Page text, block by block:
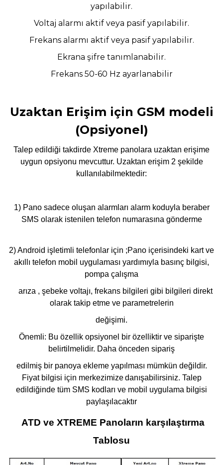
yapılabilir.
Voltaj alarmı aktif veya pasif yapılabilir.
Frekans alarmı aktif veya pasif yapılabilir.
Ekrana şifre tanımlanabilir.
Frekans 50-60 Hz ayarlanabilir
Uzaktan Erişim için GSM modeli
(Opsiyonel)
Talep edildiği takdirde Xtreme panolara uzaktan erişime
uygun opsiyonu mevcuttur. Uzaktan erişim 2 şekilde
kullanılabilmektedir:
1) Pano sadece oluşan alarmları alarm koduyla beraber
SMS olarak istenilen telefon numarasına gönderme
2) Android işletimli telefonlar için ;Pano içerisindeki kart ve
akıllı telefon mobil uygulaması yardımıyla basınç bilgisi,
pompa çalışma
arıza , şebeke voltajı, frekans bilgileri gibi bilgileri direkt
olarak takip etme ve parametrelerin
değişimi.
Önemli: Bu özellik opsiyonel bir özelliktir ve siparişte
belirtilmelidir. Daha önceden sipariş
edilmiş bir panoya ekleme yapılması mümkün değildir.
Fiyat bilgisi için merkezimize danışabilirsiniz. Talep
edildiğinde tüm SMS kodları ve mobil uygulama bilgisi
paylaşılacaktır
ATD ve XTREME Panoların karşılaştırma
Tablosu